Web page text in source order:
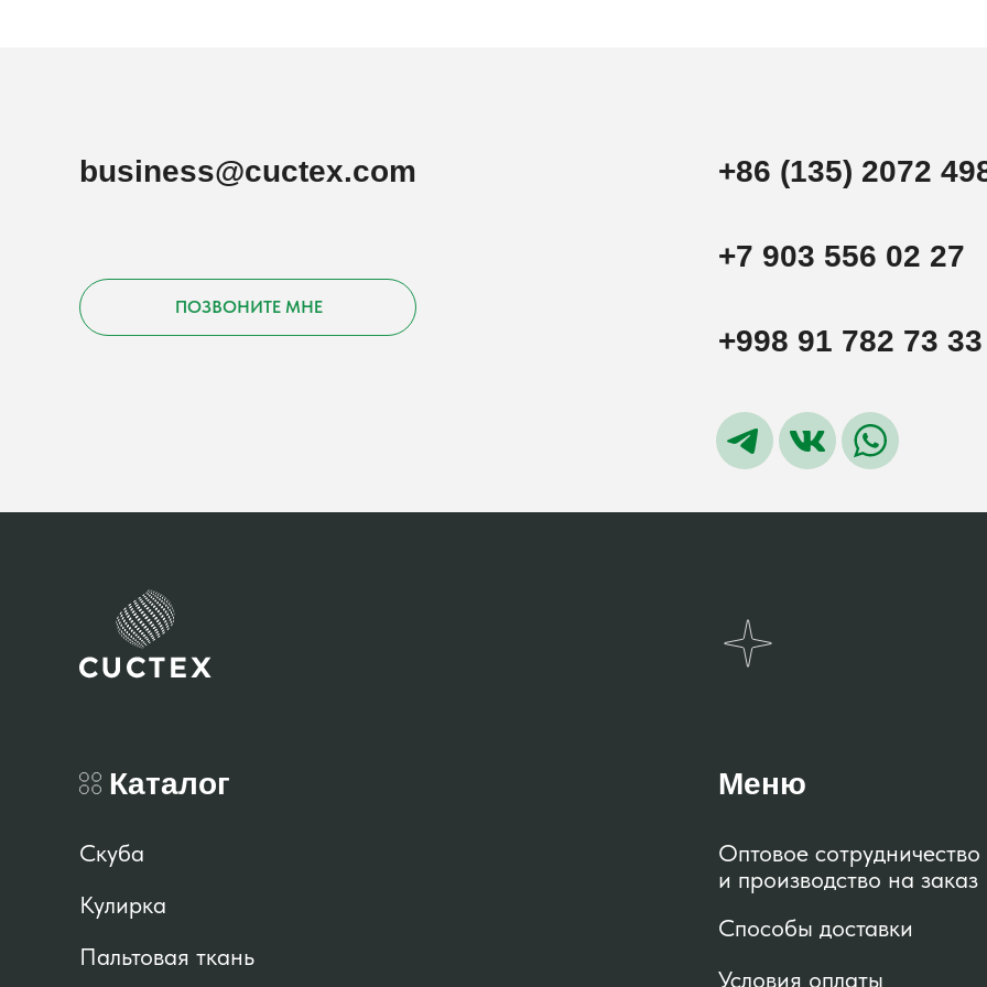
business@cuctex.com +86 (135) 2072
ПОЗВОНИТЕ МНЕ
+7 903 556 02 27
+998 91 782 73 33
Каталог
Скуба
Кулирка
Пальтовая ткань
Меню
Оптовое сотрудничество
и производство на заказ
Способы доставки
Условия оплаты